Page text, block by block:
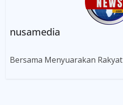
nusamedia
Bersama Menyuarakan Rakyat